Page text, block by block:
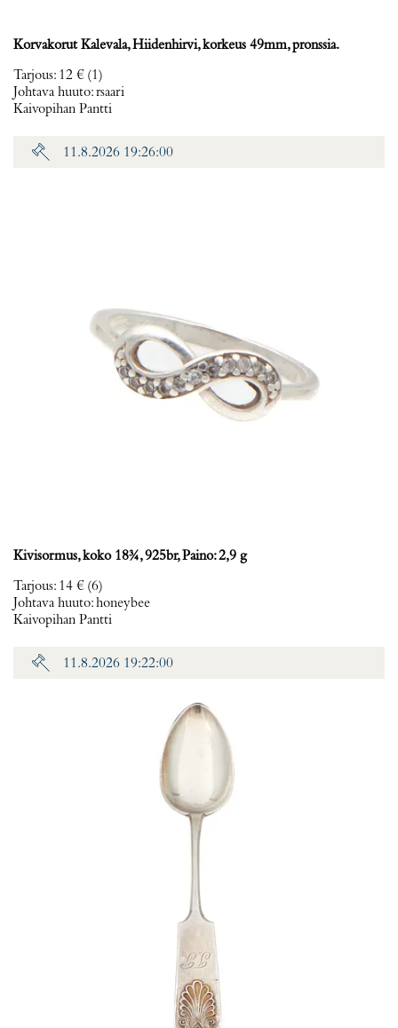
Korvakorut Kalevala, Hiidenhirvi, korkeus 49mm, pronssia.
Tarjous: 12 € (1)
Johtava huuto:rsaari
Kaivopihan Pantti
11.8.2026 19:26:00
Kivisormus, koko 18¾, 925br, Paino: 2,9 g
Tarjous: 14 € (6)
Johtava huuto:honeybee
Kaivopihan Pantti
11.8.2026 19:22:00